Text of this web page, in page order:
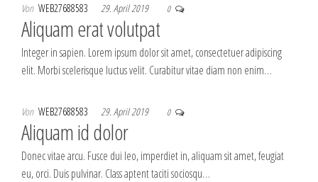
Von WEB27688583 29. April 2019 0
Aliquam erat volutpat
Integer in sapien. Lorem ipsum dolor sit amet, consectetuer adipiscing
elit. Morbi scelerisque luctus velit. Curabitur vitae diam non enim…
Von WEB27688583 29. April 2019 0
Aliquam id dolor
Donec vitae arcu. Fusce dui leo, imperdiet in, aliquam sit amet, feugiat
eu, orci. Duis pulvinar. Class aptent taciti sociosqu…